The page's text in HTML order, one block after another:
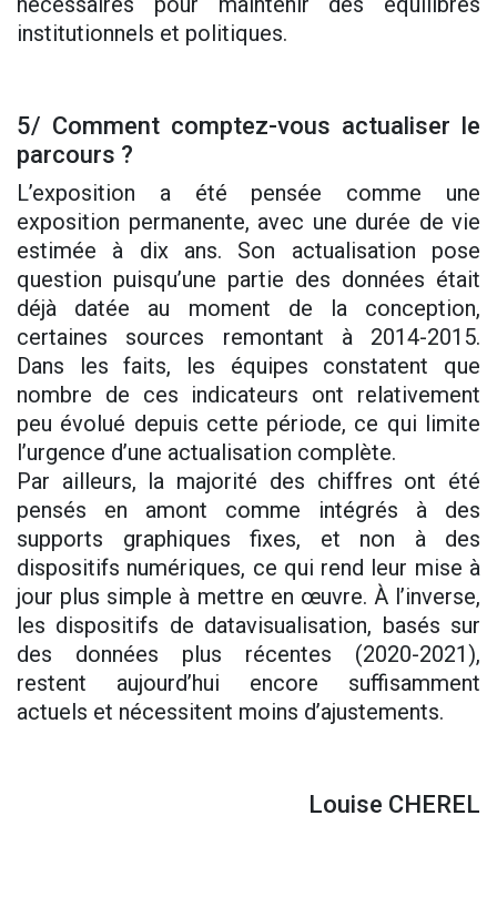
institutionnels et politiques.
5/ Comment comptez-vous actualiser le
parcours ?
L’exposition a été pensée comme une
exposition permanente, avec une durée de vie
estimée à dix ans. Son actualisation pose
question puisqu’une partie des données était
déjà datée au moment de la conception,
certaines sources remontant à 2014-2015.
Dans les faits, les équipes constatent que
nombre de ces indicateurs ont relativement
peu évolué depuis cette période, ce qui limite
l’urgence d’une actualisation complète.
Par ailleurs, la majorité des chiffres ont été
pensés en amont comme intégrés à des
supports graphiques fixes, et non à des
dispositifs numériques, ce qui rend leur mise à
jour plus simple à mettre en œuvre. À l’inverse,
les dispositifs de datavisualisation, basés sur
des données plus récentes (2020-2021),
restent aujourd’hui encore suffisamment
actuels et nécessitent moins d’ajustements.
Louise CHEREL